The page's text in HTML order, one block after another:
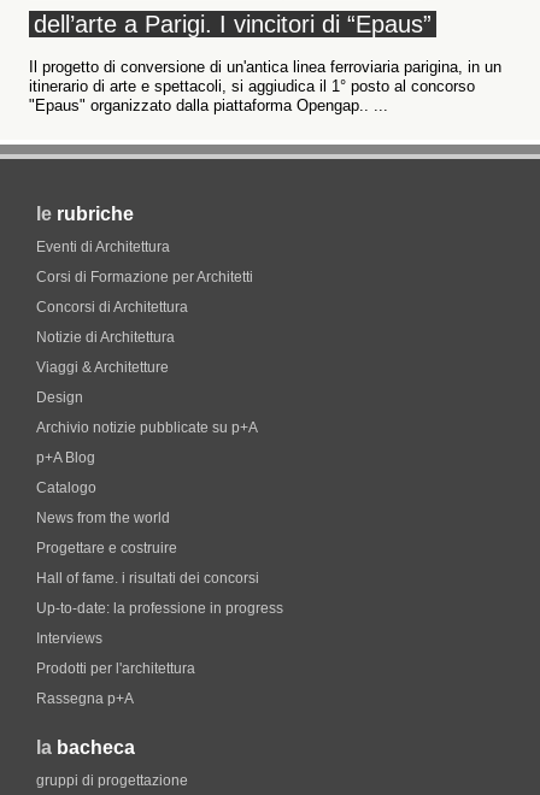
dell’arte a Parigi. I vincitori di “Epaus”
Il progetto di conversione di un'antica linea ferroviaria parigina, in un
itinerario di arte e spettacoli, si aggiudica il 1° posto al concorso
"Epaus" organizzato dalla piattaforma Opengap.. ...
le rubriche
Eventi di Architettura
Corsi di Formazione per Architetti
Concorsi di Architettura
Notizie di Architettura
Viaggi & Architetture
Design
Archivio notizie pubblicate su p+A
p+A Blog
Catalogo
News from the world
Progettare e costruire
Hall of fame. i risultati dei concorsi
Up-to-date: la professione in progress
Interviews
Prodotti per l'architettura
Rassegna p+A
la bacheca
gruppi di progettazione